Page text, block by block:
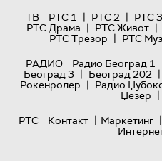
ТВ
РТС 1 | РТС 2 | РТС 3
РТС Драма | РТС Живот |
РТС Трезор | РТС
РАДИО
Радио Београд 1
Београд 3 | Београд 202 |
Рокенролер | Радио
Џезер |
РТС
Контакт | Маркетинг |